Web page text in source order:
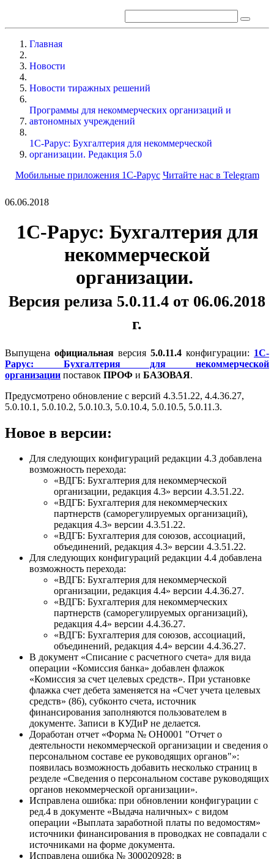
Главная
Новости
Новости тиражных решений
Программы для некоммерческих организаций и
автономных учреждений
1С-Рарус: Бухгалтерия для некоммерческой
организации. Редакция 5.0
Мобильные приложения 1С-Рарус Читайте нас в Telegram
06.06.2018
1С-Рарус: Бухгалтерия для
некоммерческой
организации.
Версия релиза 5.0.11.4 от 06.06.2018
г.
Выпущена официальная версия 5.0.11.4 конфигурации: 1С-
Рарус: Бухгалтерия для некоммерческой
организации поставок ПРОФ и БАЗОВАЯ.
Предусмотрено обновление с версий 4.3.51.22, 4.4.36.27,
5.0.10.1, 5.0.10.2, 5.0.10.3, 5.0.10.4, 5.0.10.5, 5.0.11.3.
Новое в версии:
Для следующих конфигураций редакции 4.3 добавлена
возможность перехода:
«ВДГБ: Бухгалтерия для некоммерческой
организации, редакция 4.3» версии 4.3.51.22.
«ВДГБ: Бухгалтерия для некоммерческих
партнерств (саморегулируемых организаций),
редакция 4.3» версии 4.3.51.22.
«ВДГБ: Бухгалтерия для союзов, ассоциаций,
объединений, редакция 4.3» версии 4.3.51.22.
Для следующих конфигураций редакции 4.4 добавлена
возможность перехода:
«ВДГБ: Бухгалтерия для некоммерческой
организации, редакция 4.4» версии 4.4.36.27.
«ВДГБ: Бухгалтерия для некоммерческих
партнерств (саморегулируемых организаций),
редакция 4.4» версии 4.4.36.27.
«ВДГБ: Бухгалтерия для союзов, ассоциаций,
объединений, редакция 4.4» версии 4.4.36.27.
В документ «Списание с расчетного счета» для вида
операции «Комиссия банка» добавлен флажок
«Комиссия за счет целевых средств». При установке
флажка счет дебета заменяется на «Счет учета целевых
средств» (86), субконто счета, источник
финансирования заполняются пользователем в
документе. Записи в КУДиР не делается.
Доработан отчет «Форма № ОН0001 "Отчет о
деятельности некоммерческой организации и сведения о
персональном составе ее руководящих органов"»:
появилась возможность добавить несколько страниц в
резделе «Сведения о персональном составе руководящих
органов некоммерческой организации».
Исправлена ошибка: при обновлении конфигурации с
ред.4 в документе «Выдача наличных» с видом
операции «Выплата заработной платы по ведомостям»
источники финансирования в проводках не совпадали с
источниками на форме документа.
Исправлена ошибка № З00020928: в